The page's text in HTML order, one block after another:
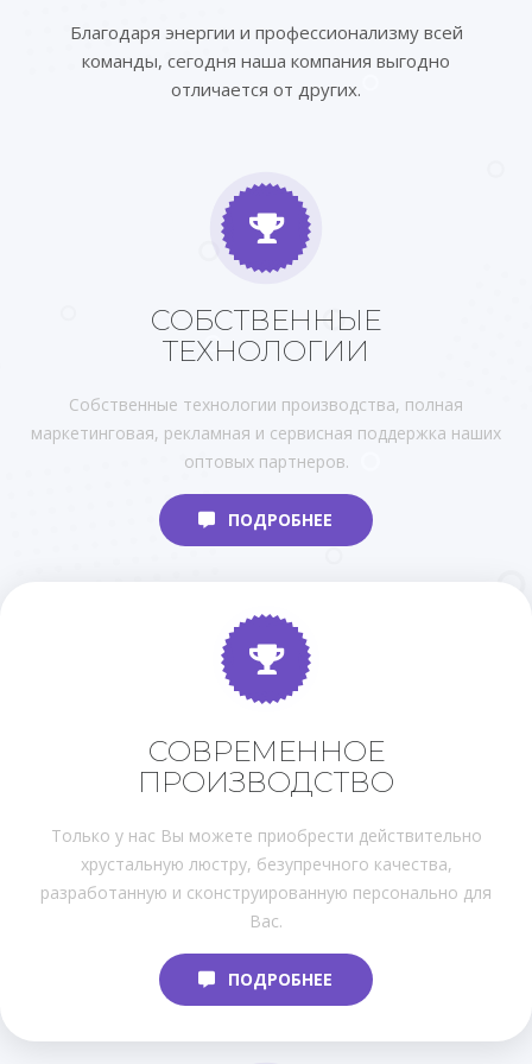
Благодаря энергии и профессионализму всей
команды, сегодня наша компания выгодно
отличается от других.
СОБСТВЕННЫЕ
ТЕХНОЛОГИИ
Собственные технологии производства, полная
маркетинговая, рекламная и сервисная поддержка наших
оптовых партнеров.
ПОДРОБНЕЕ
ПОДРОБНЕЕ
СОВРЕМЕННОЕ
ПРОИЗВОДСТВО
Только у нас Вы можете приобрести действительно
хрустальную люстру, безупречного качества,
разработанную и сконструированную персонально для
Вас.
ПОДРОБНЕЕ
ПОДРОБНЕЕ